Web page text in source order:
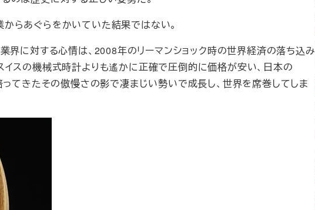
らあぐらをかいていた結果ではない。
に対する心情は、2008年のリーマンショック時の世界経済の落ち込み
イスの機械式時計よりも遙かに正確で圧倒的に価格が安い、日本の
てきたその傲慢さの影で凄まじい勢いで成長し、世界を席巻してしま